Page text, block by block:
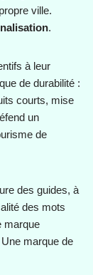
ville.
.
à leur
de durabilité :
courts, mise
un
de
des guides, à
des mots
marque
marque de